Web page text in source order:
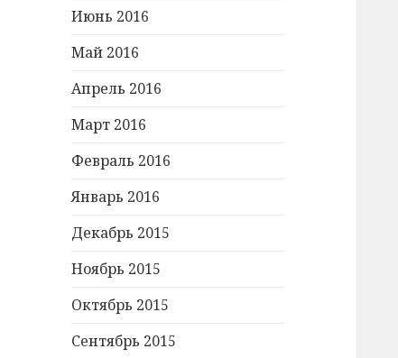
Июнь 2016
Май 2016
Апрель 2016
Март 2016
Февраль 2016
Январь 2016
Декабрь 2015
Ноябрь 2015
Октябрь 2015
Сентябрь 2015